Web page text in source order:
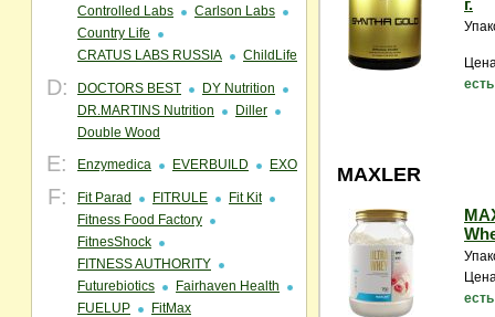
Controlled Labs
Carlson Labs
Country Life
CRATUS LABS RUSSIA
ChildLife
D: DOCTORS BEST
DY Nutrition
DR.MARTINS Nutrition
Diller
Double Wood
E: Enzymedica EVERBUILD EXO
F: Fit Parad FITRULE
Fit Kit
Fitness Food Factory
FitnesShock
FITNESS AUTHORITY
Futurebiotics
Fairhaven Health
FUELUP
FitMax
г.
MAXLER